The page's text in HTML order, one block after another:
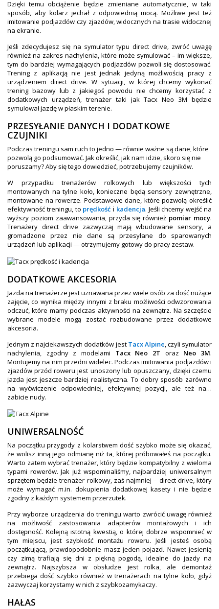
Dzięki temu obciążenie będzie zmieniane automatycznie, w taki
sposób, aby kolarz jechał z odpowiednią mocą. Możliwe jest też
imitowanie podjazdów czy zjazdów, widocznych na trasie widocznej
na ekranie.
Jeśli zdecydujesz się na symulator typu direct drive, zwróć uwagę
również na zakres nachylenia, które może symulować – im większe,
tym do bardziej wymagających podjazdów pozwoli się dostosować.
Trening z aplikacją nie jest jednak jedyną możliwością pracy z
urządzeniem direct drive. W sytuacji, w której chcemy wykonać
trening bazowy lub z jakiegoś powodu nie chcemy korzystać z
dodatkowych urządzeń, trenażer taki jak Tacx Neo 3M będzie
symulował jazdę w płaskim terenie.
PRZESYŁANIE DANYCH I DODATKOWE
CZUJNIKI
Podczas treningu sam ruch to jedno — równie ważne są dane, które
pozwolą go podsumować. Jak określić, jak nam idzie, skoro się nie
poruszamy? Aby się tego dowiedzieć, potrzebujemy czujników.
W przypadku trenażerów rolkowych lub większości tych
montowanych na tylne koło, konieczne będą sensory zewnętrzne,
montowane na rowerze. Podstawowe dane, które pozwolą określić
efektywność treningu, to prędkość i kadencja. Jeśli chcemy wejść na
wyższy poziom zaawansowania, przyda się również pomiar mocy.
Trenażery direct drive zazwyczaj mają wbudowane sensory, a
gromadzone przez nie dane są przesyłane do sparowanych
urządzeń lub aplikacji — otrzymujemy gotowy do pracy zestaw.
DODATKOWE AKCESORIA
Jazda na trenażerze jest uznawana przez wiele osób za dość nużące
zajęcie, co wynika między innymi z braku możliwości odwzorowania
odczuć, które mamy podczas aktywności na zewnątrz. Na szczęście
wybrane modele mogą zostać rozbudowane przez dodatkowe
akcesoria.
Jednym z najciekawszych dodatków jest Tacx Alpine , czyli symulator
nachylenia, zgodny z modelami Tacx Neo 2T oraz Neo 3M.
Montujemy na nim przedni widelec. Podczas imitowania podjazdów i
zjazdów przód roweru jest unoszony lub opuszczany, dzięki czemu
jazda jest jeszcze bardziej realistyczna. To dobry sposób zarówno
na wyćwiczenie odpowiedniej, efektywnej pozycji, ale też na…
zabicie nudy.
UNIWERSALNOŚĆ
Na początku przygody z kolarstwem dość szybko może się okazać,
że wolisz inną jego odmianę niż ta, której próbowałeś na początku.
Warto zatem wybrać trenażer, który będzie kompatybilny z wieloma
typami rowerów. Jak już wspominaliśmy, najbardziej uniwersalnym
sprzętem będzie trenażer rolkowy, zaś najmniej – direct drive, który
może wymagać m.in. dokupienia dodatkowej kasety i nie będzie
zgodny z każdym systemem przerzutek.
Przy wyborze urządzenia do treningu warto zwrócić uwagę również
na możliwość zastosowania adapterów montażowych i ich
dostępność. Kolejną istotną kwestią, o której dobrze wspomnieć w
tym miejscu, jest szybkość montażu roweru. Jeśli jesteś osobą
początkującą, prawdopodobnie masz jeden pojazd. Nawet jesienią
czy zimą trafiają się dni z piękną pogodą, idealne do jazdy na
zewnątrz. Najszybsza w obsłudze jest rolka, ale demontaż
przebiega dość szybko również w trenażerach na tylne koło, gdyż
zazwyczaj korzystamy w nich z szybkozamykaczy.
HAŁAS